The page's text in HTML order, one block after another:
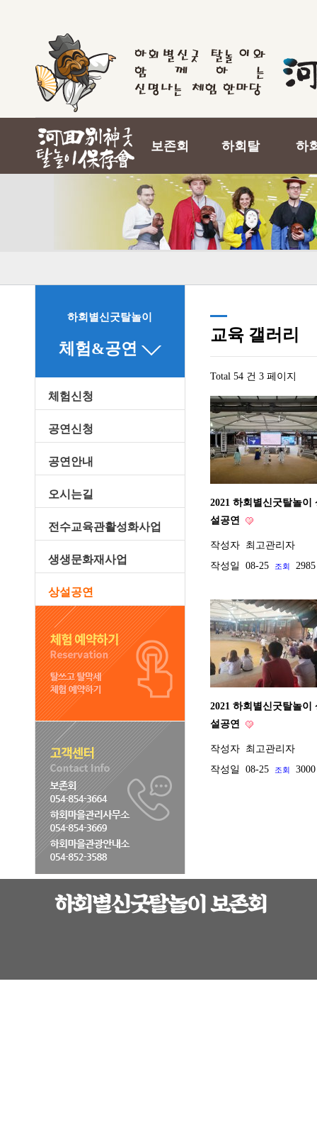
보존회 하회탈 하
하회별신굿탈놀이
체험&공연
체험신청
공연신청
공연안내
오시는길
전수교육관활성화사업
생생문화재사업
상설공연
교육 갤러리
Total 54 건 3 페이지
2021 하회별신굿탈놀이
설공연
작성자 최고관리자
작성일
08-25 조회 2985
2021 하회별신굿탈놀이
설공연
작성자 최고관리자
작성일
08-25 조회 3000